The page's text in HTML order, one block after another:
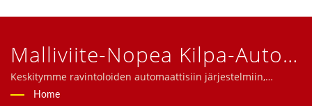
Malliviite-Nopea Kilpa-Auto
ToimitukseenHaettu | Sushi
Keskitymme ravintoloiden automaattisiin järjestelmiin,
mukaan lukien ruoan toimitusrobotti, luotijunajärjestelmä,
Home